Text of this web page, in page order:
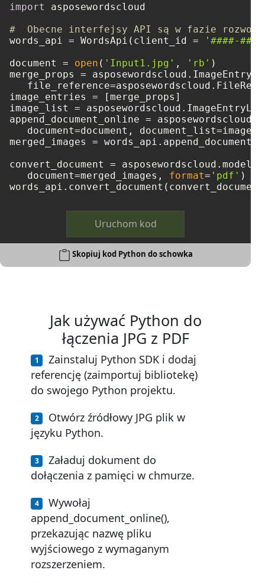
import
asposewordscloud
#  Obecne interfejsy API są w fazie
words_api = WordsApi(client_id =
'####-
document = open ( 'Input1.jpg' , 'rb' )
merge_props = asposewordscloud.ImageEntry(
image_entries = [merge_props]
image_list =
append_document_online =
document=document,
merged_images =
convert_document =
   document=merged_images,
format= 'pdf' )
Uruchom kod
Skopiuj kod Python do schowka
Jak używać Python do
łączenia JPG z PDF
Zainstaluj Python SDK i dodaj
referencję (zaimportuj bibliotekę)
do swojego Python projektu.
Otwórz źródłowy JPG plik w
języku Python.
Załaduj dokument do
dołączenia z pamięci w chmurze.
Wywołaj
append_document_online(),
przekazując nazwę pliku
wyjściowego z wymaganym
rozszerzeniem.